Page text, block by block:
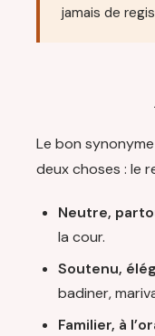
jamais de
Le bon
deux choses : le
Neutre,
la cour.
Soutenu,
badiner,
Familier, à